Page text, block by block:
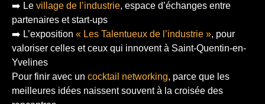
➡️ Le village de l’industrie, espace d’échanges entre
partenaires et start-ups
➡️ L’exposition « Les Talentueux de l’industrie », pour
valoriser celles et ceux qui innovent à Saint-Quentin-en-
Yvelines
Pour finir avec un cocktail networking, parce que les
meilleures idées naissent souvent à la croisée des